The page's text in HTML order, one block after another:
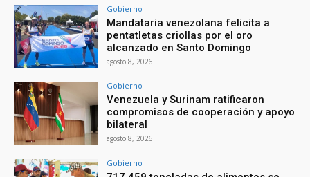
Gobierno
Mandataria venezolana felicita a
pentatletas criollas por el oro
alcanzado en Santo Domingo
agosto 8, 2026
Gobierno
Venezuela y Surinam ratificaron
compromisos de cooperación y apoyo
bilateral
agosto 8, 2026
Gobierno